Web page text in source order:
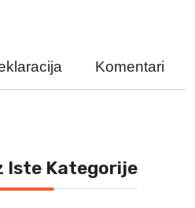
Komentari
Iste Kategorije